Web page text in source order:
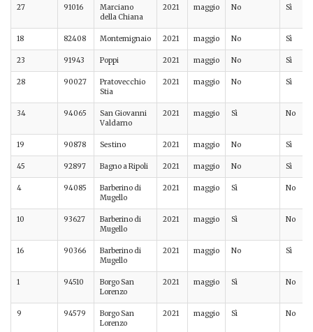
27 91016
Marciano
della Chiana
2021 maggio No Sì
18 82408 Montemignaio 2021 maggio No Sì
23 91943 Poppi 2021 maggio No Sì
28 90027
Pratovecchio
Stia
2021 maggio No Sì
34 94065
San Giovanni
Valdarno
2021 maggio Sì No
19 90878 Sestino 2021 maggio No Sì
45 92897 Bagno a Ripoli 2021 maggio No Sì
4 94085
Barberino di
Mugello
2021 maggio Sì No
10 93627
Barberino di
Mugello
2021 maggio Sì No
16 90366
Barberino di
Mugello
2021 maggio No Sì
1 94510
Borgo San
Lorenzo
2021 maggio Sì No
9 94579
Borgo San
Lorenzo
2021 maggio Sì No